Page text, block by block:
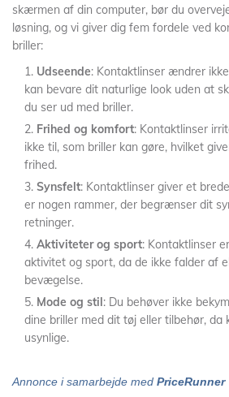
skærmen af din computer, bør du
løsning, og vi giver dig fem fordele ved
briller:
Udseende: Kontaktlinser ændrer
kan bevare dit naturlige look uden at
du ser ud med briller.
Frihed og komfort: Kontaktlinser
ikke til, som briller kan gøre, hvilket
frihed.
Synsfelt: Kontaktlinser giver et
er nogen rammer, der begrænser dit
retninger.
Aktiviteter og sport: Kontaktlinser
aktivitet og sport, da de ikke falder af
bevægelse.
Mode og stil: Du behøver ikke
dine briller med dit tøj eller tilbehør, da
usynlige.
Annonce i samarbejde med PriceRunner